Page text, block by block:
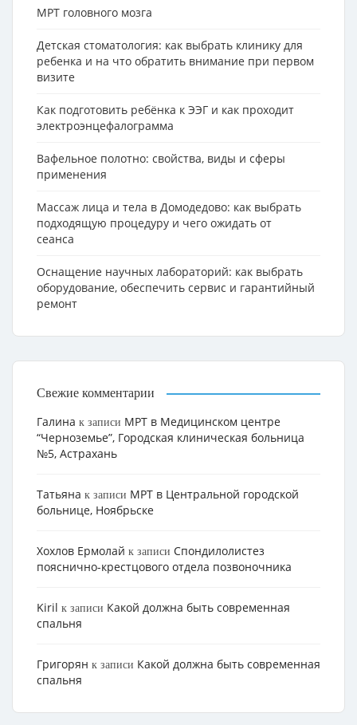
МРТ головного мозга
Детская стоматология: как выбрать клинику для
ребенка и на что обратить внимание при первом
визите
Как подготовить ребёнка к ЭЭГ и как проходит
электроэнцефалограмма
Вафельное полотно: свойства, виды и сферы
применения
Массаж лица и тела в Домодедово: как выбрать
подходящую процедуру и чего ожидать от
сеанса
Оснащение научных лабораторий: как выбрать
оборудование, обеспечить сервис и гарантийный
ремонт
Свежие комментарии
Галина к записи МРТ в Медицинском центре
“Черноземье”, Городская клиническая больница
№5, Астрахань
Татьяна к записи МРТ в Центральной городской
больнице, Ноябрьске
Хохлов Ермолай к записи Cпондилолистез
пояснично-крестцового отдела позвоночника
Kiril к записи Какой должна быть современная
спальня
Григорян к записи Какой должна быть современная
спальня